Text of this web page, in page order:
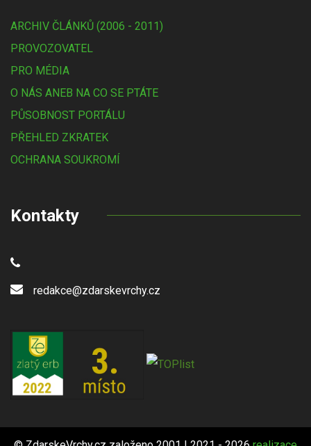
ARCHIV ČLÁNKŮ (2006 - 2011)
PROVOZOVATEL
PRO MÉDIA
O NÁS ANEB NA CO SE PTÁTE
PŮSOBNOST PORTÁLU
PŘEHLED ZKRATEK
OCHRANA SOUKROMÍ
Kontakty
redakce@zdarskevrchy.cz